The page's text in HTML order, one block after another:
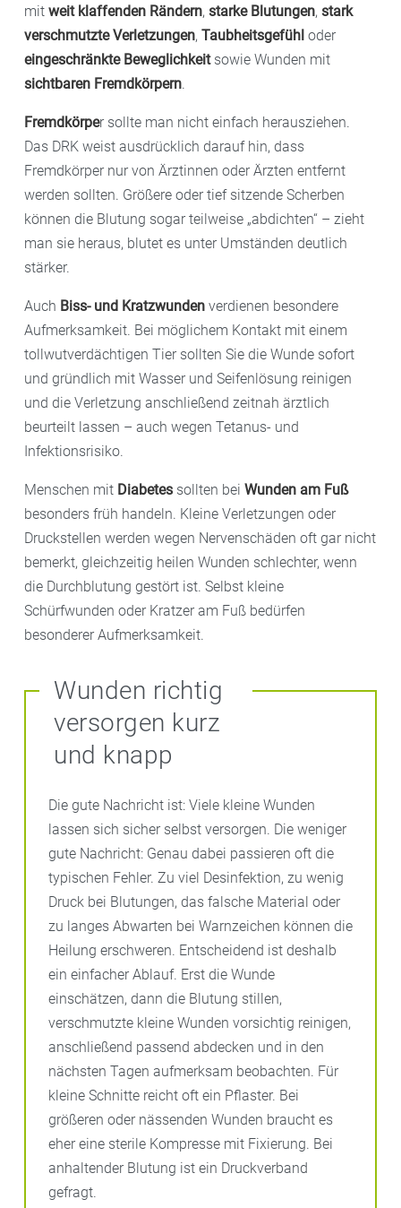
mit weit klaffenden Rändern, starke Blutungen, stark
verschmutzte Verletzungen, Taubheitsgefühl oder
eingeschränkte Beweglichkeitsowie Wunden mit
sichtbaren Fremdkörpern.
Fremdkörper sollte man nicht einfach herausziehen.
Das DRK weist ausdrücklich darauf hin, dass
Fremdkörper nur von Ärztinnen oder Ärzten entfernt
werden sollten. Größere oder tief sitzende Scherben
können die Blutung sogar teilweise „abdichten“ – zieht
man sie heraus, blutet es unter Umständen deutlich
stärker.
Auch Biss- und Kratzwunden verdienen besondere
Aufmerksamkeit. Bei möglichem Kontakt mit einem
tollwutverdächtigen Tier sollten Sie die Wunde sofort
und gründlich mit Wasser und Seifenlösung reinigen
und die Verletzung anschließend zeitnah ärztlich
beurteilt lassen – auch wegen Tetanus- und
Infektionsrisiko.
Menschen mit Diabetes sollten bei Wunden am Fuß
besonders früh handeln. Kleine Verletzungen oder
Druckstellen werden wegen Nervenschäden oft gar nicht
bemerkt, gleichzeitig heilen Wunden schlechter, wenn
die Durchblutung gestört ist. Selbst kleine
Schürfwunden oder Kratzer am Fuß bedürfen
besonderer Aufmerksamkeit.
Wunden richtig
versorgen kurz
und knapp
Die gute Nachricht ist: Viele kleine Wunden
lassen sich sicher selbst versorgen. Die weniger
gute Nachricht: Genau dabei passieren oft die
typischen Fehler. Zu viel Desinfektion, zu wenig
Druck bei Blutungen, das falsche Material oder
zu langes Abwarten bei Warnzeichen können die
Heilung erschweren. Entscheidend ist deshalb
ein einfacher Ablauf. Erst die Wunde
einschätzen, dann die Blutung stillen,
verschmutzte kleine Wunden vorsichtig reinigen,
anschließend passend abdecken und in den
nächsten Tagen aufmerksam beobachten. Für
kleine Schnitte reicht oft ein Pflaster. Bei
größeren oder nässenden Wunden braucht es
eher eine sterile Kompresse mit Fixierung. Bei
anhaltender Blutung ist ein Druckverband
gefragt.